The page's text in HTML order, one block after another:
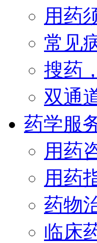
用药
常见
搜药
双通
药学服
用药
用药
药物
临床